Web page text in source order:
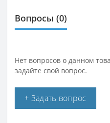
Вопросы (0)
Нет вопросов о данном
задайте свой вопрос.
+ Задать вопрос